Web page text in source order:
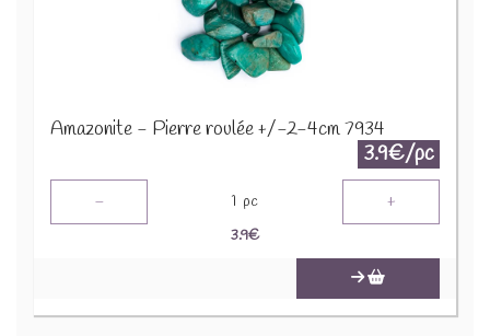
Amazonite - Pierre roulée +/-2-4cm 7934
3.9€/pc
- 1 pc +
3.9€